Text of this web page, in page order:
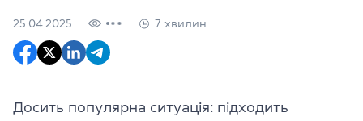
25.04.2025 7 хвилин
Досить популярна ситуація: підходить